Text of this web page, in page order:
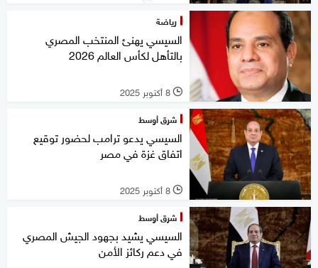
رياضة
السيسي يهنئ المنتخب المصري
بالتأهل لكأس العالم 2026
l 8 أكتوبر 2025
شرق أوسط
السيسي يدعو ترامب لحضور توقيع
اتفاق غزة في مصر
l 8 أكتوبر 2025
شرق أوسط
السيسي يشيد بجهود الجيش المصري
في دعم ركائز الأمن